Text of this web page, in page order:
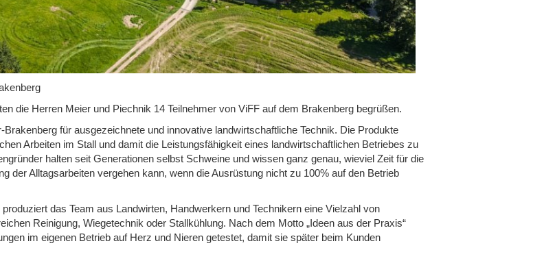
die Herren Meier und Piechnik 14 Teilnehmer von ViFF auf dem Brakenberg begrüßen.
Brakenberg für ausgezeichnete und innovative landwirtschaftliche Technik. Die Produkte
Arbeiten im Stall und damit die Leistungsfähigkeit eines landwirtschaftlichen Betriebes zu
halten seit Generationen selbst Schweine und wissen ganz genau, wieviel Zeit für die
der Alltagsarbeiten vergehen kann, wenn die Ausrüstung nicht zu 100% auf den Betrieb
das Team aus Landwirten, Handwerkern und Technikern eine Vielzahl von
Reinigung, Wiegetechnik oder Stallkühlung. Nach dem Motto „Ideen aus der Praxis“
im eigenen Betrieb auf Herz und Nieren getestet, damit sie später beim Kunden